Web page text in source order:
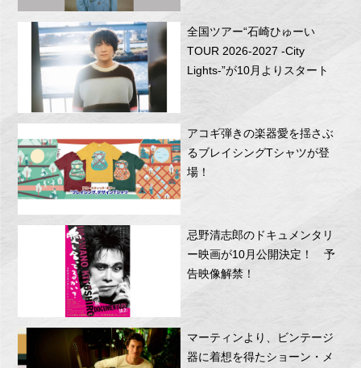
全国ツアー“石崎ひゅーい
TOUR 2026-2027 -City
Lights-”が10月よりスタート
アコギ弾きの楽器愛を揺さぶ
るブレイシングTシャツが登
場！
忌野清志郎のドキュメンタリ
ー映画が10月公開決定！ 予
告映像解禁！
マーティンより、ビンテージ
器に着想を得たショーン・メ